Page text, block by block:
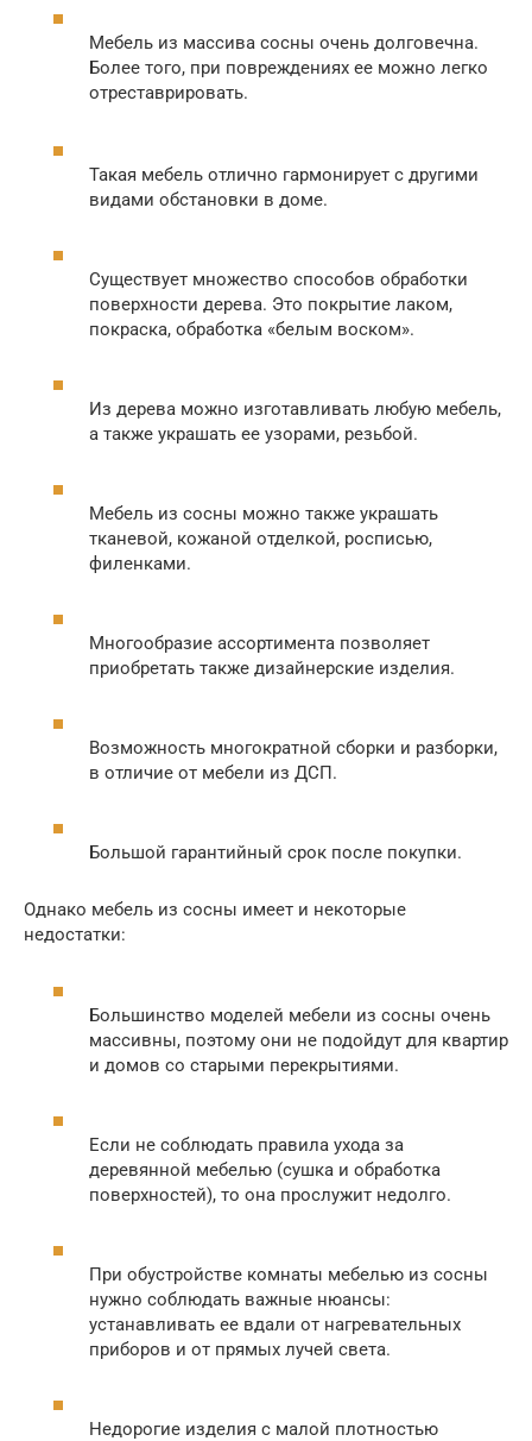
Мебель из массива сосны очень долговечна.
Более того, при повреждениях ее можно легко
отреставрировать.
Такая мебель отлично гармонирует с другими
видами обстановки в доме.
Существует множество способов обработки
поверхности дерева. Это покрытие лаком,
покраска, обработка «белым воском».
Из дерева можно изготавливать любую мебель,
а также украшать ее узорами, резьбой.
Мебель из сосны можно также украшать
тканевой, кожаной отделкой, росписью,
филенками.
Многообразие ассортимента позволяет
приобретать также дизайнерские изделия.
Возможность многократной сборки и разборки,
в отличие от мебели из ДСП.
Большой гарантийный срок после покупки.
Однако мебель из сосны имеет и некоторые
недостатки:
Большинство моделей мебели из сосны очень
массивны, поэтому они не подойдут для квартир
и домов со старыми перекрытиями.
Если не соблюдать правила ухода за
деревянной мебелью (сушка и обработка
поверхностей), то она прослужит недолго.
При обустройстве комнаты мебелью из сосны
нужно соблюдать важные нюансы:
устанавливать ее вдали от нагревательных
приборов и от прямых лучей света.
Недорогие изделия с малой плотностью